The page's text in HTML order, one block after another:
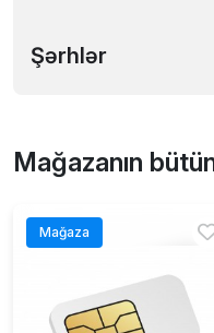
Şərhlər
Mağazanın
Mağaza